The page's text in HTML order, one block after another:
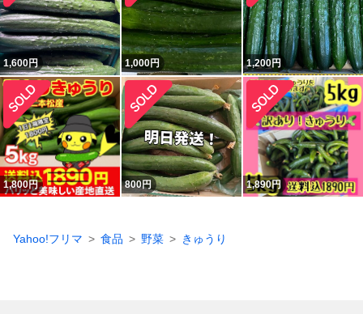
1,600円 1,000円 1,200円
1,800円 800円 1,890円
Yahoo!フリマ 食品 野菜 きゅうり